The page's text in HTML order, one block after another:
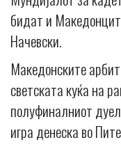
бидат и
Начевски.
Македонските
светската куќа на
полуфиналниот
игра денеска во